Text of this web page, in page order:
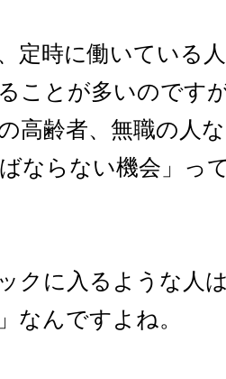
定時に働いている
ことが多いのです
高齢者、無職の人
ならない機会」っ
クに入るような人
なんですよね。